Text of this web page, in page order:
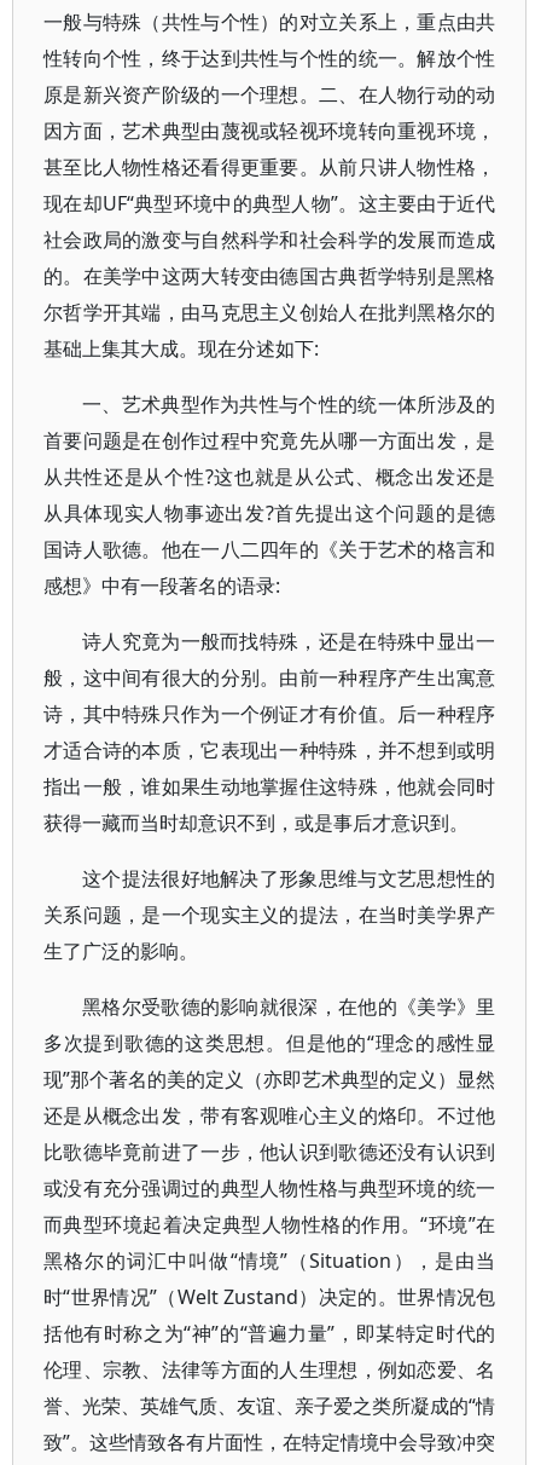
一般与特殊（共性与个性）的对立关系上，重点由共
性转向个性，终于达到共性与个性的统一。解放个性
原是新兴资产阶级的一个理想。二、在人物行动的动
因方面，艺术典型由蔑视或轻视环境转向重视环境，
甚至比人物性格还看得更重要。从前只讲人物性格，
现在却UF“典型环境中的典型人物”。这主要由于近代
社会政局的激变与自然科学和社会科学的发展而造成
的。在美学中这两大转变由德国古典哲学特别是黑格
尔哲学开其端，由马克思主义创始人在批判黑格尔的
基础上集其大成。现在分述如下:
一、艺术典型作为共性与个性的统一体所涉及的
首要问题是在创作过程中究竟先从哪一方面出发，是
从共性还是从个性?这也就是从公式、概念出发还是
从具体现实人物事迹出发?首先提出这个问题的是德
国诗人歌德。他在一八二四年的《关于艺术的格言和
感想》中有一段著名的语录:
诗人究竟为一般而找特殊，还是在特殊中显出一
般，这中间有很大的分别。由前一种程序产生出寓意
诗，其中特殊只作为一个例证才有价值。后一种程序
才适合诗的本质，它表现出一种特殊，并不想到或明
指出一般，谁如果生动地掌握住这特殊，他就会同时
获得一藏而当时却意识不到，或是事后才意识到。
这个提法很好地解决了形象思维与文艺思想性的
关系问题，是一个现实主义的提法，在当时美学界产
生了广泛的影响。
黑格尔受歌德的影响就很深，在他的《美学》里
多次提到歌德的这类思想。但是他的“理念的感性显
现”那个著名的美的定义（亦即艺术典型的定义）显然
还是从概念出发，带有客观唯心主义的烙印。不过他
比歌德毕竟前进了一步，他认识到歌德还没有认识到
或没有充分强调过的典型人物性格与典型环境的统一
而典型环境起着决定典型人物性格的作用。“环境”在
黑格尔的词汇中叫做“情境”（Situation），是由当
时“世界情况”（Welt Zustand）决定的。世界情况包
括他有时称之为“神”的“普遍力量”，即某特定时代的
伦理、宗教、法律等方面的人生理想，例如恋爱、名
誉、光荣、英雄气质、友谊、亲子爱之类所凝成的“情
致”。这些情致各有片面性，在特定情境中会导致冲突